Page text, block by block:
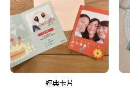
經典卡片